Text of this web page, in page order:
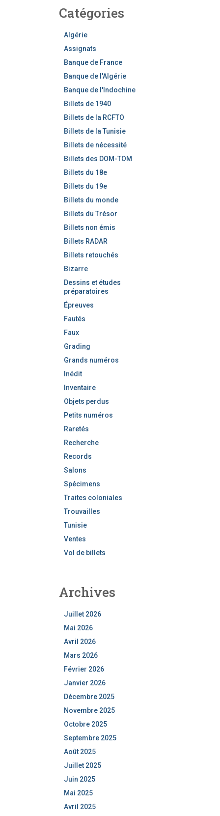
e
Catégories
Algérie
Assignats
Banque de France
Banque de l'Algérie
Banque de l'Indochine
Billets de 1940
Billets de la RCFTO
Billets de la Tunisie
Billets de nécessité
Billets des DOM-TOM
Billets du 18e
Billets du 19e
Billets du monde
Billets du Trésor
Billets non émis
Billets RADAR
Billets retouchés
Bizarre
Dessins et études
préparatoires
Épreuves
Fautés
Faux
Grading
Grands numéros
Inédit
Inventaire
Objets perdus
Petits numéros
Raretés
Recherche
Records
Salons
Spécimens
Traites coloniales
Trouvailles
Tunisie
Ventes
Vol de billets
Archives
Juillet 2026
Mai 2026
Avril 2026
Mars 2026
Février 2026
Janvier 2026
Décembre 2025
Novembre 2025
Octobre 2025
Septembre 2025
Août 2025
Juillet 2025
Juin 2025
Mai 2025
Avril 2025